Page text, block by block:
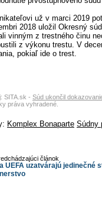
už v marci 2019
2018 uložil Okresný
vinným z trestného činu
z výkonu trestu. V
pokiaľ ide o trest.
SITA.sk - Súd ukončil
práva vyhradené.
Komplex Bonaparte Súdny
článok
UEFA uzatvárajú jedinečné